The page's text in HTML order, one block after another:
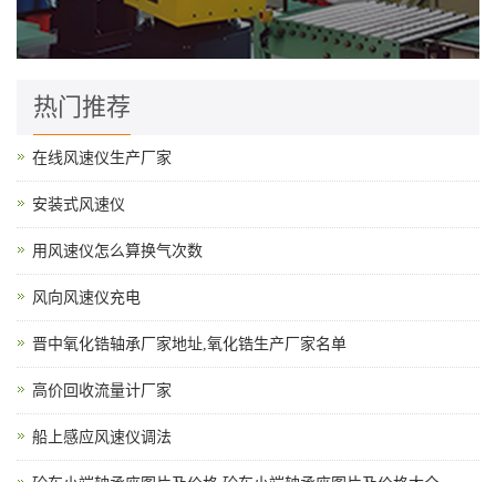
热门推荐
在线风速仪生产厂家
安装式风速仪
用风速仪怎么算换气次数
风向风速仪充电
晋中氧化锆轴承厂家地址,氧化锆生产厂家名单
高价回收流量计厂家
船上感应风速仪调法